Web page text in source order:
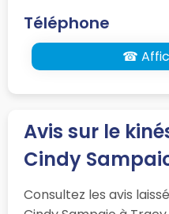
Téléphone
☎
Avis sur le
Cindy
Consultez les avis